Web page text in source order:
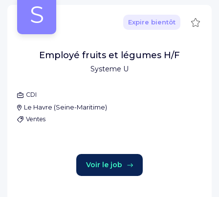
S
Systeme U
Expire bientôt
Employé fruits et légumes H/F
CDI
Le Havre (Seine-Maritime)
Ventes
Voir le job